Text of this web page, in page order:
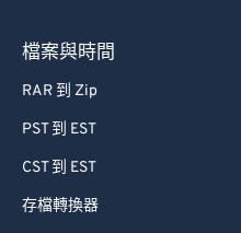
檔案與時間
RAR 到 Zip
PST 到 EST
CST 到 EST
存檔轉換器